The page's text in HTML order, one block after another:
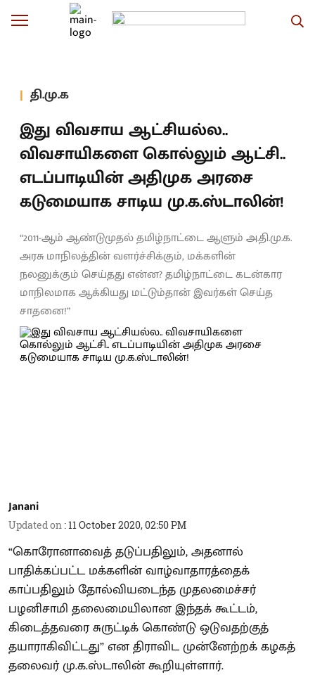
தி.மு.க
இது விவசாய ஆட்சியல்ல..
விவசாயிகளை கொல்லும் ஆட்சி..
எடப்பாடியின் அதிமுக அரசை
கடுமையாக சாடிய மு.க.ஸ்டாலின்!
“2011-ஆம் ஆண்டுமுதல் தமிழ்நாட்டை ஆளும் அ.தி.மு.க.
அரசு மாநிலத்தின் வளர்ச்சிக்கும், மக்களின்
நலனுக்கும் செய்தது என்ன? தமிழ்நாட்டை கடன்கார
மாநிலமாக ஆக்கியது மட்டும்தான் இவர்கள் செய்த
சாதனை!”
Janani
Updated on :11 October 2020, 02:50 PM
“கொரோனாவைத் தடுப்பதிலும், அதனால்
பாதிக்கப்பட்ட மக்களின் வாழ்வாதாரத்தைக்
காப்பதிலும் தோல்வியடைந்த முதலமைச்சர்
பழனிசாமி தலைமையிலான இந்தக் கூட்டம்,
கிடைத்தவரை சுருட்டிக் கொண்டு ஒடுவதற்குத்
தயாராகிவிட்டது” என திராவிட முன்னேற்றக் கழகத்
தலைவர் மு.க.ஸ்டாலின் கூறியுள்ளார்.